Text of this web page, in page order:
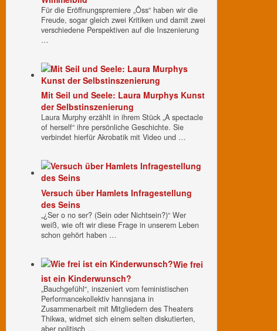
Für die Eröffnungspremiere „Ôss“ haben wir die
Freude, sogar gleich zwei Kritiken und damit zwei
verschiedene Perspektiven auf die Inszenierung
…
Mit Seil und Seele: Laura Murphys Kunst
der Selbstinszenierung
Laura Murphy erzählt in ihrem Stück „A spectacle
of herself“ ihre persönliche Geschichte. Sie
verbindet hierfür Akrobatik mit Video und …
Versuch über Hamlets Infragestellung
des Seins
„¿Ser o no ser? (Sein oder Nichtsein?)“ Wer
weiß, wie oft wir diese Frage in unserem Leben
schon gehört haben …
Wie frei
ist ein Kinderwunsch?
„Bauchgefühl“, inszeniert vom feministischen
Performancekollektiv hannsjana in
Zusammenarbeit mit Mitgliedern des Theaters
Thikwa, widmet sich einem selten diskutierten,
aber politisch …